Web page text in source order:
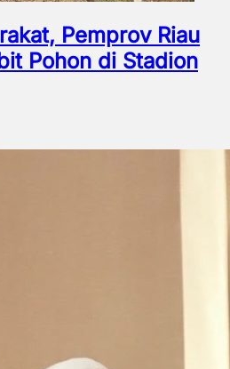
Pemprov Riau
Pohon di Stadion